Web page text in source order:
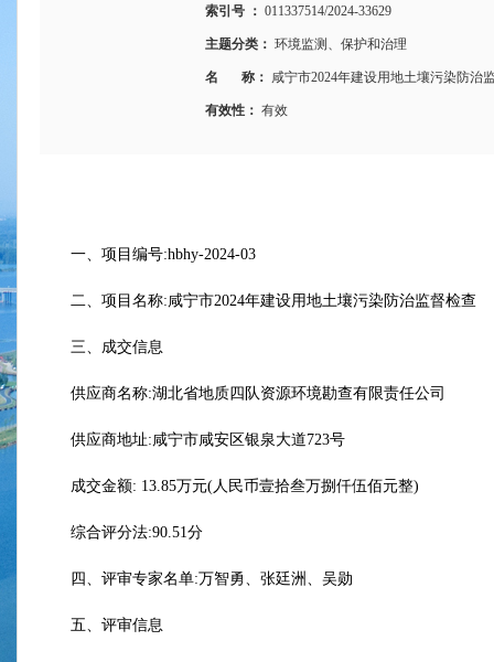
索引号 ： 011337514/2024-33629
主题分类： 环境监测、保护和治理
名 称： 咸宁市2024年建设用地土壤污染防治
有效性： 有效
一、项目编号:hbhy-2024-03
二、项目名称:咸宁市2024年建设用地土壤污染防治监督检查
三、成交信息
供应商名称:湖北省地质四队资源环境勘查有限责任公司
供应商地址:咸宁市咸安区银泉大道723号
成交金额: 13.85万元(人民币壹拾叁万捌仟伍佰元整)
综合评分法:90.51分
四、评审专家名单:万智勇、张廷洲、吴勋
五、评审信息